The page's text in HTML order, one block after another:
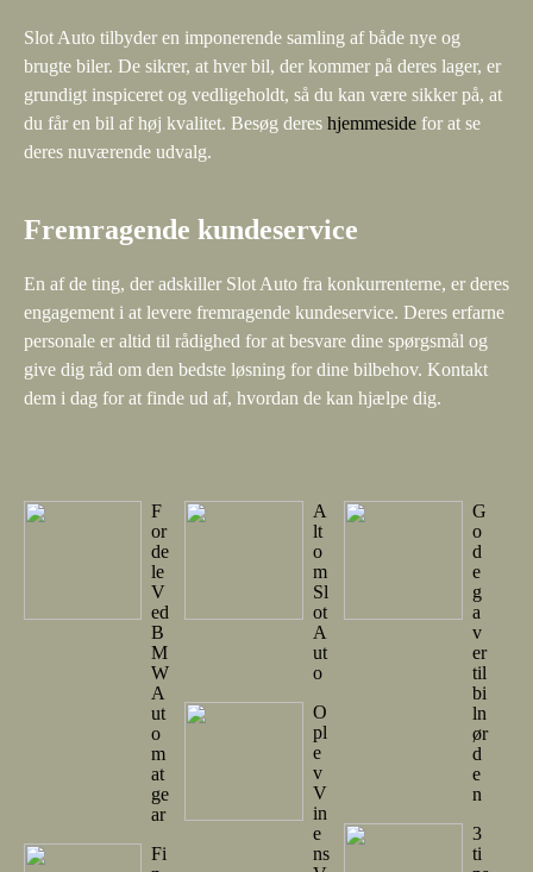
Slot Auto tilbyder en imponerende samling af både nye og
brugte biler. De sikrer, at hver bil, der kommer på deres lager, er
grundigt inspiceret og vedligeholdt, så du kan være sikker på, at
du får en bil af høj kvalitet. Besøg deres hjemmeside for at se
deres nuværende udvalg.
Fremragende kundeservice
En af de ting, der adskiller Slot Auto fra konkurrenterne, er deres
engagement i at levere fremragende kundeservice. Deres erfarne
personale er altid til rådighed for at besvare dine spørgsmål og
give dig råd om den bedste løsning for dine bilbehov. Kontakt
dem i dag for at finde ud af, hvordan de kan hjælpe dig.
F
or
de
le
V
ed
B
M
W
A
ut
o
m
at
ge
ar
Fi
A
lt
o
m
Sl
ot
A
ut
o
O
pl
e
v
V
in
e
ns
G
o
d
e
g
a
v
er
til
bi
ln
ør
d
e
n
3
ti